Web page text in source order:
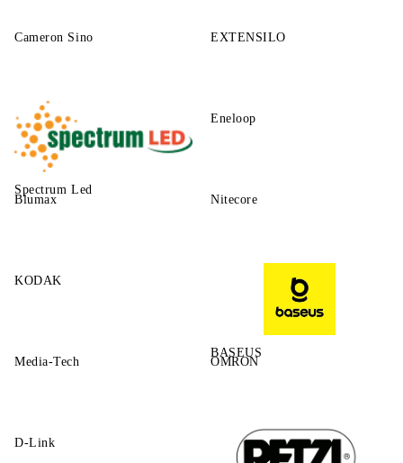
Cameron Sino EXTENSILO
Spectrum Led
Eneloop
Blumax Nitecore
KODAK
BASEUS
Media-Tech OMRON
D-Link